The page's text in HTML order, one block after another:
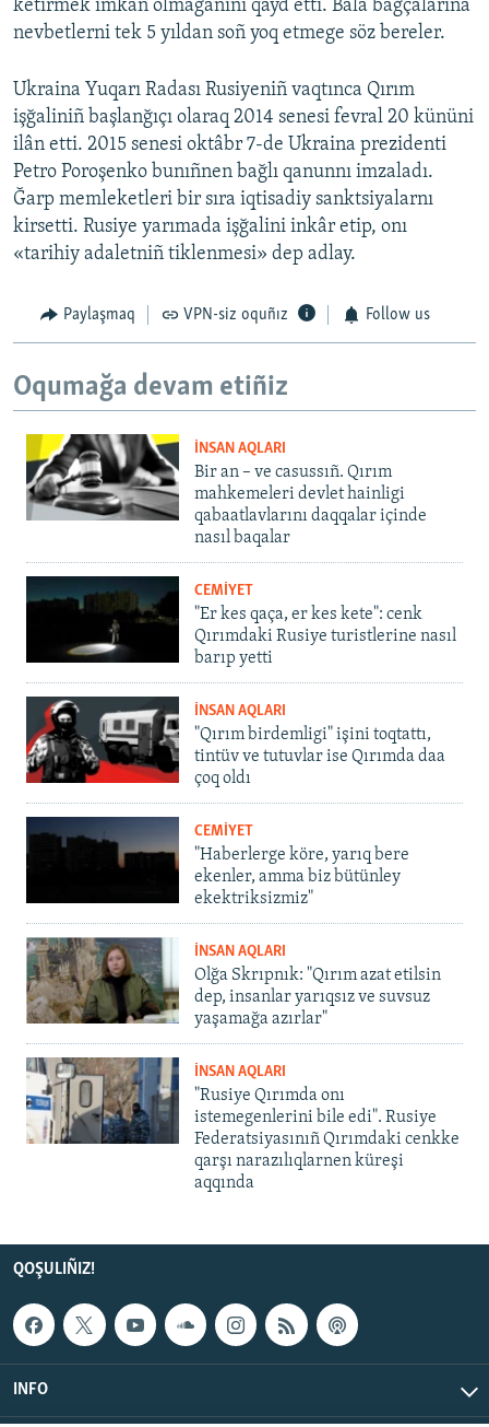
ketirmek imkân olmağanını qayd etti. Bala bağçalarına
nevbetlerni tek 5 yıldan soñ yoq etmege söz bereler.
Ukraina Yuqarı Radası Rusiyeniñ vaqtınca Qırım
işğaliniñ başlanğıçı olaraq 2014 senesi fevral 20 kününi
ilân etti. 2015 senesi oktâbr 7-de Ukraina prezidenti
Petro Poroşenko bunıñnen bağlı qanunnı imzaladı.
Ğarp memleketleri bir sıra iqtisadiy sanktsiyalarnı
kirsetti. Rusiye yarımada işğalini inkâr etip, onı
«tarihiy adaletniñ tiklenmesi» dep adlay.
Paylaşmaq VPN-siz oquñız Follow us
Oqumağa devam etiñiz
İNSAN AQLARI
Bir an – ve casussıñ. Qırım
mahkemeleri devlet hainligi
qabaatlavlarını daqqalar içinde
nasıl baqalar
CEMİYET
"Er kes qaça, er kes kete": cenk
Qırımdaki Rusiye turistlerine nasıl
barıp yetti
İNSAN AQLARI
"Qırım birdemligi" işini toqtattı,
tintüv ve tutuvlar ise Qırımda daa
çoq oldı
CEMİYET
"Haberlerge köre, yarıq bere
ekenler, amma biz bütünley
ekektriksizmiz"
İNSAN AQLARI
Olğa Skrıpnık: "Qırım azat etilsin
dep, insanlar yarıqsız ve suvsuz
yaşamağa azırlar"
İNSAN AQLARI
"Rusiye Qırımda onı
istemegenlerini bile edi". Rusiye
Federatsiyasınıñ Qırımdaki cenkke
qarşı narazılıqlarnen küreşi
aqqında
QOŞULIÑIZ!
INFO